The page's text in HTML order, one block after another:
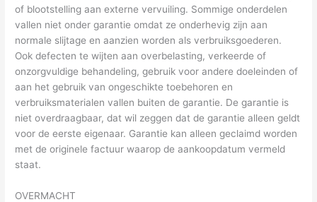
of blootstelling aan externe vervuiling. Sommige onderdelen
vallen niet onder garantie omdat ze onderhevig zijn aan
normale slijtage en aanzien worden als verbruiksgoederen.
Ook defecten te wijten aan overbelasting, verkeerde of
onzorgvuldige behandeling, gebruik voor andere doeleinden of
aan het gebruik van ongeschikte toebehoren en
verbruiksmaterialen vallen buiten de garantie. De garantie is
niet overdraagbaar, dat wil zeggen dat de garantie alleen geldt
voor de eerste eigenaar. Garantie kan alleen geclaimd worden
met de originele factuur waarop de aankoopdatum vermeld
staat.
OVERMACHT